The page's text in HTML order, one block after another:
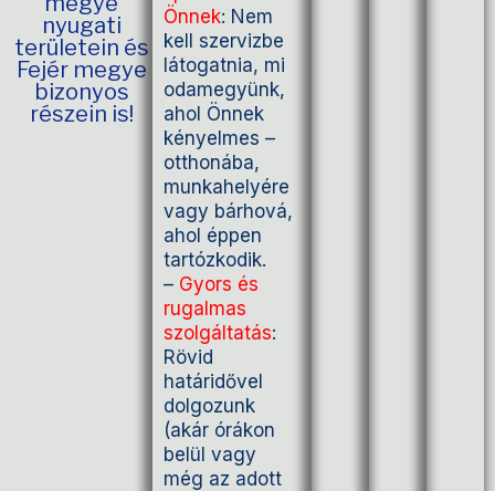
nyugati
területein és
Fejér megye
bizonyos
részein is!
Önnek: Nem
kell szervizbe
látogatnia, mi
odamegyünk,
ahol Önnek
kényelmes –
otthonába,
munkahelyére
vagy bárhová,
ahol éppen
tartózkodik.
– Gyors és
rugalmas
szolgáltatás:
Rövid
határidővel
dolgozunk
(akár órákon
belül vagy
még az adott